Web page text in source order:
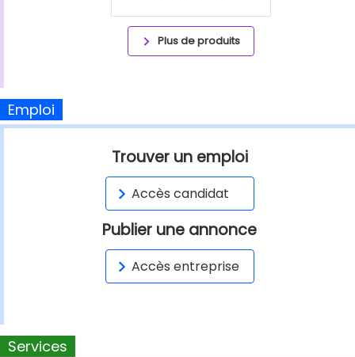
Plus de produits
Emploi
Trouver un emploi
Accès candidat
Publier une annonce
Accès entreprise
Services